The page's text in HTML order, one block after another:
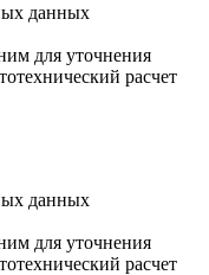
данных
для уточнения
расчет
данных
для уточнения
расчет